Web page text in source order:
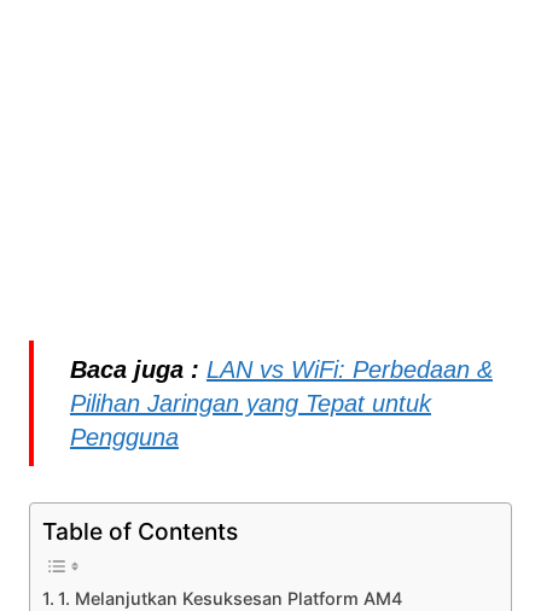
Baca juga : LAN vs WiFi: Perbedaan &
Pilihan Jaringan yang Tepat untuk
Pengguna
Table of Contents
1. Melanjutkan Kesuksesan Platform AM4